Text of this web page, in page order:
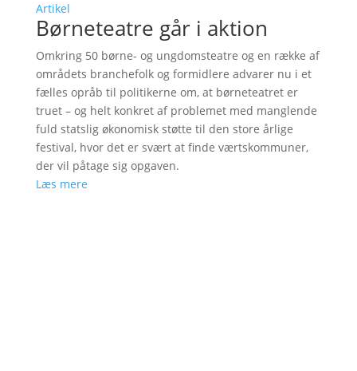
Artikel
Børneteatre går i aktion
Omkring 50 børne- og ungdomsteatre og en række af
områdets branchefolk og formidlere advarer nu i et
fælles opråb til politikerne om, at børneteatret er
truet – og helt konkret af problemet med manglende
fuld statslig økonomisk støtte til den store årlige
festival, hvor det er svært at finde værtskommuner,
der vil påtage sig opgaven.
Læs mere